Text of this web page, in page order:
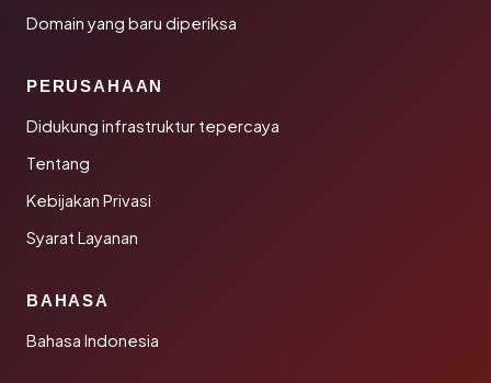
Domain yang baru diperiksa
PERUSAHAAN
Didukung infrastruktur tepercaya
Tentang
Kebijakan Privasi
Syarat Layanan
BAHASA
Bahasa Indonesia